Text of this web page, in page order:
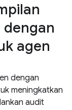
dengan
agen
dengan
meningkatkan
audit